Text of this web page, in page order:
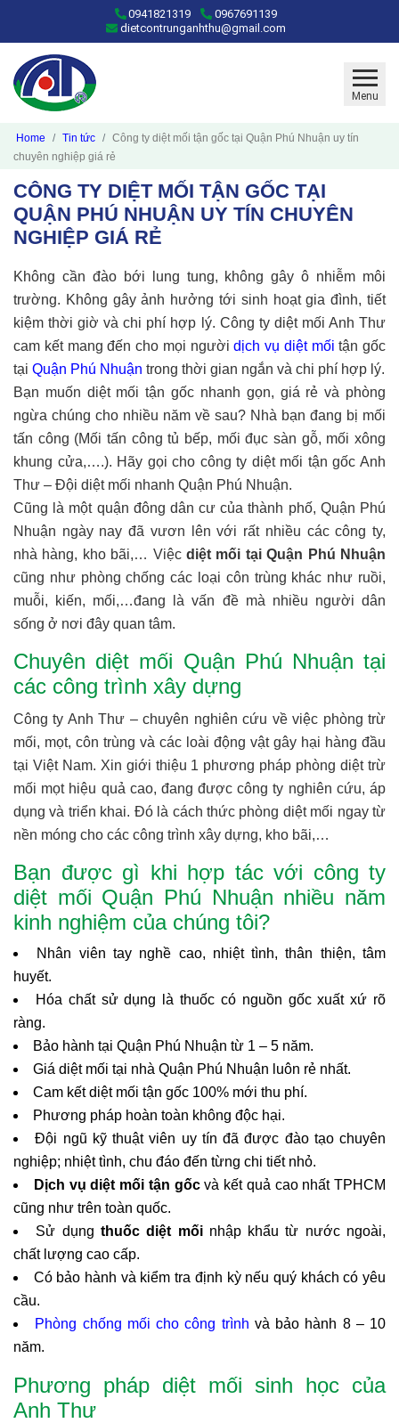
0941821319
0967691139
dietcontrunganhthu@gmail.com
Menu
Home Tin tức
Công ty diệt mối tận gốc tại Quận Phú Nhuận uy tín
chuyên nghiệp giá rẻ
CÔNG TY DIỆT MỐI TẬN GỐC TẠI
QUẬN PHÚ NHUẬN UY TÍN CHUYÊN
NGHIỆP GIÁ RẺ
Không cần đào bới lung tung, không gây ô nhiễm môi
trường. Không gây ảnh hưởng tới sinh hoạt gia đình, tiết
kiệm thời giờ và chi phí hợp lý. Công ty diệt mối Anh Thư
cam kết mang đến cho mọi ngườidịch vụ diệt mối tận gốc
tại Quận Phú Nhuận trong thời gian ngắn và chi phí hợp lý.
Bạn muốn diệt mối tận gốc nhanh gọn, giá rẻ và phòng
ngừa chúng cho nhiều năm về sau? Nhà bạn đang bị mối
tấn công (Mối tấn công tủ bếp, mối đục sàn gỗ, mối xông
khung cửa,….). Hãy gọi cho công ty diệt mối tận gốc Anh
Thư – Đội diệt mối nhanh Quận Phú Nhuận.
Cũng là một quận đông dân cư của thành phố, Quận Phú
Nhuận ngày nay đã vươn lên với rất nhiều các công ty,
nhà hàng, kho bãi,… Việc diệt mối tại Quận Phú Nhuận
cũng như phòng chống các loại côn trùng khác như ruồi,
muỗi, kiến, mối,…đang là vấn đề mà nhiều người dân
sống ở nơi đây quan tâm.
Chuyên diệt mối Quận Phú Nhuận tại
các công trình xây dựng
Công ty Anh Thư – chuyên nghiên cứu về việc phòng trừ
mối, mọt, côn trùng và các loài động vật gây hại hàng đầu
tại Việt Nam. Xin giới thiệu 1 phương pháp phòng diệt trừ
mối mọt hiệu quả cao, đang được công ty nghiên cứu, áp
dụng và triển khai. Đó là cách thức phòng diệt mối ngay từ
nền móng cho các công trình xây dựng, kho bãi,…
Bạn được gì khi hợp tác với công ty
diệt mối Quận Phú Nhuận nhiều năm
kinh nghiệm của chúng tôi?
Nhân viên tay nghề cao, nhiệt tình, thân thiện, tâm
huyết.
Hóa chất sử dụng là thuốc có nguồn gốc xuất xứ rõ
ràng.
Bảo hành tại Quận Phú Nhuận từ 1 – 5 năm.
Giá diệt mối tại nhà Quận Phú Nhuận luôn rẻ nhất.
Cam kết diệt mối tận gốc 100% mới thu phí.
Phương pháp hoàn toàn không độc hại.
Đội ngũ kỹ thuật viên uy tín đã được đào tạo chuyên
nghiệp; nhiệt tình, chu đáo đến từng chi tiết nhỏ.
Dịch vụ diệt mối tận gốcvà kết quả cao nhất TPHCM
cũng như trên toàn quốc.
Sử dụng thuốc diệt mốinhập khẩu từ nước ngoài,
chất lượng cao cấp.
Có bảo hành và kiểm tra định kỳ nếu quý khách có yêu
cầu.
Phòng chống mối cho công trình và bảo hành 8 – 10
năm.
Phương pháp diệt mối sinh học của
Anh Thư